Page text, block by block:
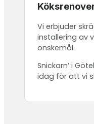
Vi erbjuder
installering av
önskemål.
Snickarn’ i
idag för att vi